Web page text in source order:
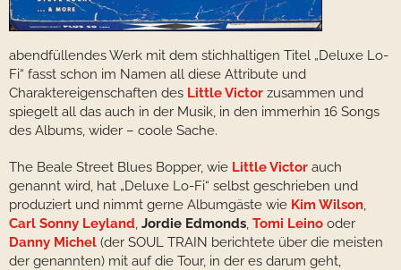
abendfüllendes Werk mit dem stichhaltigen Titel „Deluxe Lo-
Fi“ fasst schon im Namen all diese Attribute und
Charaktereigenschaften des Little Victor zusammen und
spiegelt all das auch in der Musik, in den immerhin 16 Songs
des Albums, wider – coole Sache.
The Beale Street Blues Bopper, wie Little Victor auch
genannt wird, hat „Deluxe Lo-Fi“ selbst geschrieben und
produziert und nimmt gerne Albumgäste wie Kim Wilson,
Carl Sonny Leyland, Jordie Edmonds, Tomi Leino oder
Danny Michel (der SOUL TRAIN berichtete über die meisten
der genannten) mit auf die Tour, in der es darum geht,